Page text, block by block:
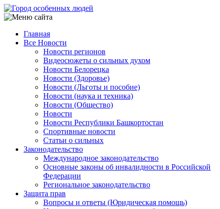
Перейти
к
содержанию
Main
navigation
Главная
Все Новости
Новости регионов
Видеосюжеты о сильных духом
Новости Белорецка
Новости (Здоровье)
Новости (Льготы и пособие)
Новости (наука и техника)
Новости (Общество)
Новости
Новости Республики Башкортостан
Спортивные новости
Статьи о сильных
Законодательство
Международное законодательство
Основные законы об инвалидности в Российской
Федерации
Региональное законодательство
Защита прав
Вопросы и ответы (Юридическая помощь)